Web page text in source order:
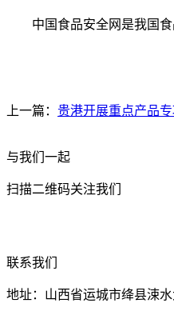
中国食品安全网是我国食
上一篇： 贵港开展重点产品
与我们一起
扫描二维码关注我们
联系我们
地址：山西省运城市绛县涑